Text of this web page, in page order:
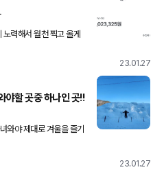
력해서 월천 찍고 올게
23.01.27
야할 곳중 하나인 곳!!
을 즐기
23.01.27